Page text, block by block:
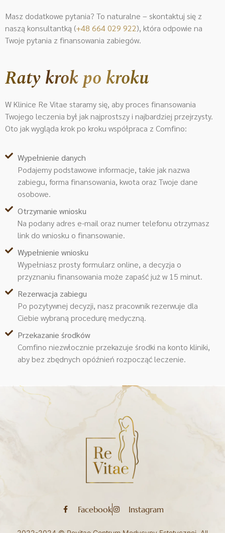
Raty krok po kroku
W Klinice Re Vitae staramy się, aby proces finansowania
Twojego leczenia był jak najprostszy i najbardziej przejrzysty.
Oto jak wygląda krok po kroku współpraca z Comfino:
Wypełnienie danych
Podajemy podstawowe informacje, takie jak nazwa
zabiegu, forma finansowania, kwota oraz Twoje dane
osobowe.
Otrzymanie wniosku
Na podany adres e-mail oraz numer telefonu otrzymasz
link do wniosku o finansowanie.
Wypełnienie wniosku
Wypełniasz prosty formularz online, a decyzja o
przyznaniu finansowania może zapaść już w 15 minut.
Rezerwacja zabiegu
Po pozytywnej decyzji, nasz pracownik rezerwuje dla
Ciebie wybraną procedurę medyczną.
Przekazanie środków
Comfino niezwłocznie przekazuje środki na konto kliniki,
aby bez zbędnych opóźnień rozpocząć leczenie.
Masz dodatkowe pytania? To naturalne – skontaktuj się z
naszą konsultantką (+48 664 029 922), która odpowie na
Twoje pytania z finansowania zabiegów.
Facebook Instagram